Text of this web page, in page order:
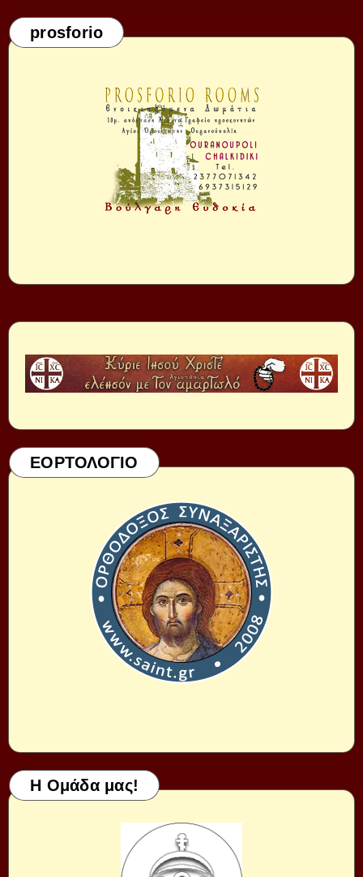
prosforio
ΕΟΡΤΟΛΟΓΙΟ
Η Ομάδα μας!